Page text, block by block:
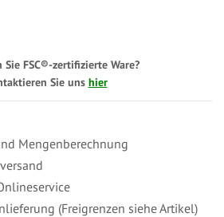
FSC®-zertifizierte Ware?
Sie uns hier
Mengenberechnung
(Freigrenzen siehe Artikel)